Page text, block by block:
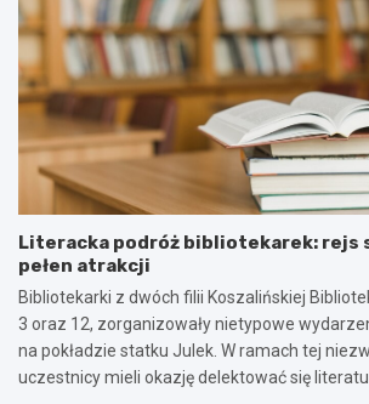
Literacka podróż bibliotekarek: rejs
pełen atrakcji
Bibliotekarki z dwóch filii Koszalińskiej
3 oraz 12, zorganizowały nietypowe
na pokładzie statku Julek. W ramach tej
uczestnicy mieli okazję delektować się